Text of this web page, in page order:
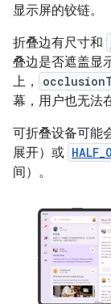
显示屏的铰链。
折叠边有尺寸和
叠边是否遮盖显
上，
幕，用户也无法
可折叠设备可能
展开）或
间）。